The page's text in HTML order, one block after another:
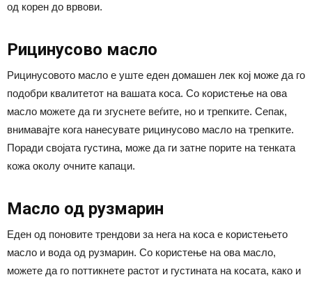
од корен до врвови.
Рицинусово масло
Рицинусовото масло е уште еден домашен лек кој може да го
подобри квалитетот на вашата коса. Со користење на ова
масло можете да ги згуснете веѓите, но и трепките. Сепак,
внимавајте кога нанесувате рицинусово масло на трепките.
Поради својата густина, може да ги затне порите на тенката
кожа околу очните капаци.
Масло од рузмарин
Еден од поновите трендови за нега на коса е користењето
масло и вода од рузмарин. Со користење на ова масло,
можете да го поттикнете растот и густината на косата, како и